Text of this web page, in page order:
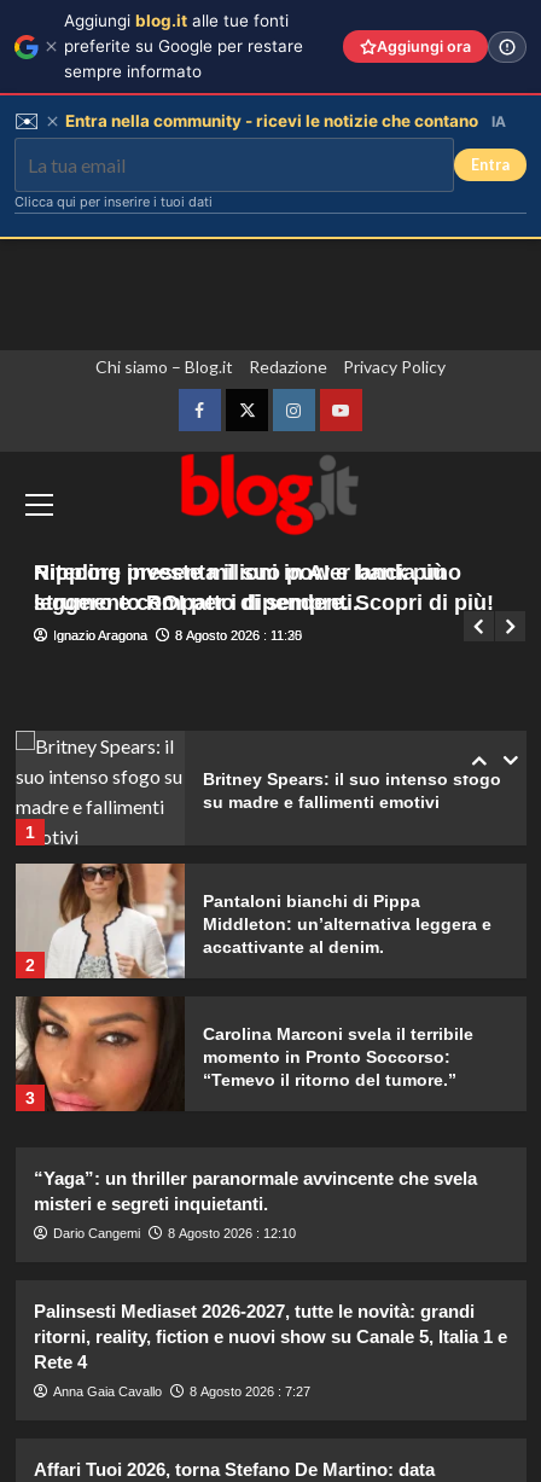
Chi siamo – Blog.it Redazione Privacy Policy
FacebookTwitterInstagramYouTube
principale
Zelensky in Serbia, prima visita
dall’inizio della guerra
Giuseppe Recca 8 Agosto 2026 : 7:45
Nitecore presenta il suo power bank più
leggero e compatto di sempre. Scopri di più!
Ignazio Aragona 8 Agosto 2026 : 11:30
Rippling investe milioni in AI e lancia uno
strumento ROI per i dipendenti.
Ignazio Aragona 8 Agosto 2026 : 11:25
Carolina Marconi svela il terribile
momento in Pronto Soccorso:
“Temevo il ritorno del tumore.”
Carolina Marconi in vacanza:
“Pressione alta, nausea e mal di
Debora Bragetti in vacanza da sola:
1
Britney Spears: il suo intenso sfogo
su madre e fallimenti emotivi
2
Pantaloni bianchi di Pippa
Middleton: un’alternativa leggera e
accattivante al denim.
3
Carolina Marconi svela il terribile
momento in Pronto Soccorso:
“Temevo il ritorno del tumore.”
4
“Pressione alta, nausea e mal di
testa, ho temuto il peggio.”
Debora Bragetti in vacanza da sola:
finita la relazione con Alessio Pilli
Stella?
su madre e fallimenti emotivi
“Yaga”: un thriller paranormale avvincente che svela
misteri e segreti inquietanti.
Dario Cangemi 8 Agosto 2026 : 12:10
Palinsesti Mediaset 2026-2027, tutte le novità: grandi
ritorni, reality, fiction e nuovi show su Canale 5, Italia 1 e
Rete 4
Anna Gaia Cavallo 8 Agosto 2026 : 7:27
Affari Tuoi 2026, torna Stefano De Martino: data
Aggiungi blog.it alle tue fonti
preferite su Google per restare
sempre informato
Aggiungi ora
✉️ Entra nella community - ricevi le notizie che contano IA
Entra
Clicca qui per inserire i tuoi dati